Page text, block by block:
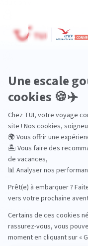
Aventure
Bien-être
Circuits privés
City Trips
Croisières